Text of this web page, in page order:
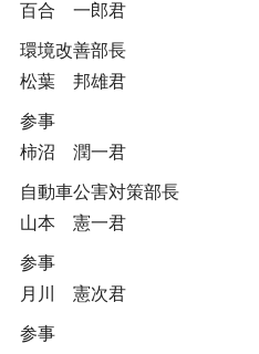
百合 一郎君
環境改善部長
松葉 邦雄君
参事
柿沼 潤一君
自動車公害対策部長
山本 憲一君
参事
月川 憲次君
参事